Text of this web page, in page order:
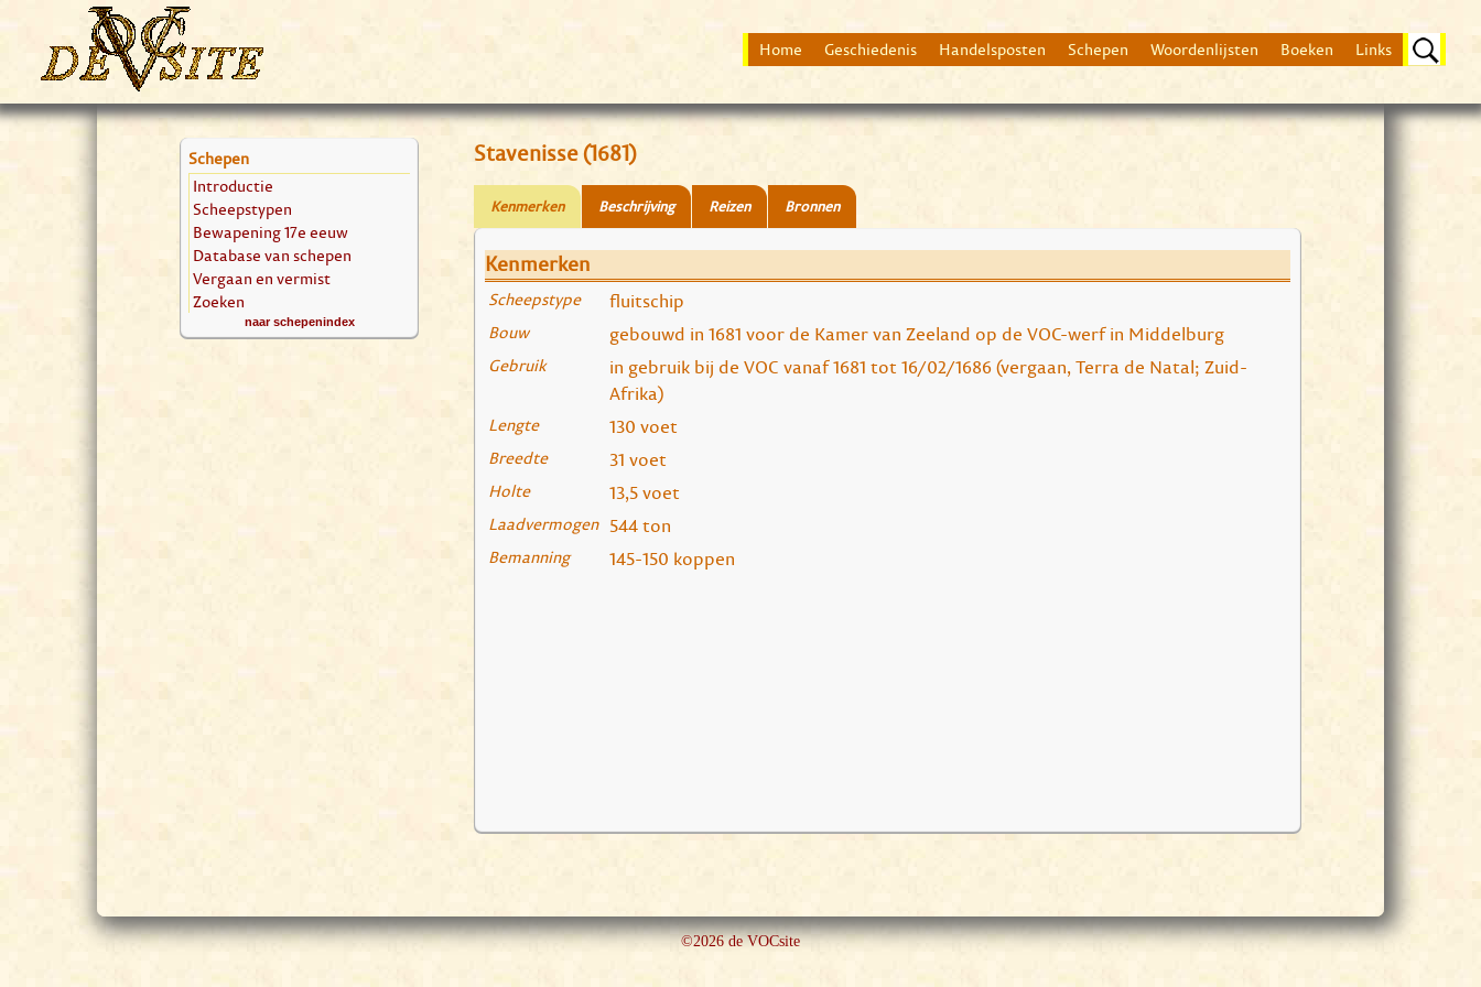
Home Geschiedenis Handelsposten Schepen Woordenlijsten Boeken Links
Schepen
Introductie
Scheepstypen
Bewapening 17e eeuw
Database van schepen
Vergaan en vermist
Zoeken
naar schepenindex
Stavenisse (1681)
Kenmerken Beschrijving Reizen Bronnen
Kenmerken
Scheepstype fluitschip
Bouw gebouwd in 1681 voor de Kamer van Zeeland op de VOC-werf in Middelburg
Gebruik
in gebruik bij de VOC vanaf 1681 tot 16/02/1686 (vergaan, Terra de Natal; Zuid-
Afrika)
Lengte 130 voet
Breedte 31 voet
Holte 13,5 voet
Laadvermogen 544 ton
Bemanning 145-150 koppen
©2026 de VOCsite